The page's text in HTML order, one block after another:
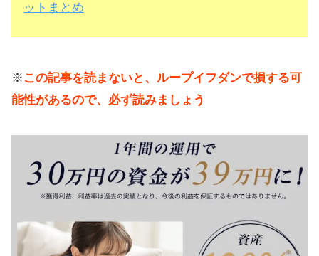
ットまとめ
※ この記事を読まないと、ループイフダンで損する可
能性があるので、必ず読みましょう